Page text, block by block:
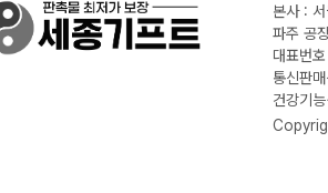
본사 :
파주 공
대표번
통신판
건강기